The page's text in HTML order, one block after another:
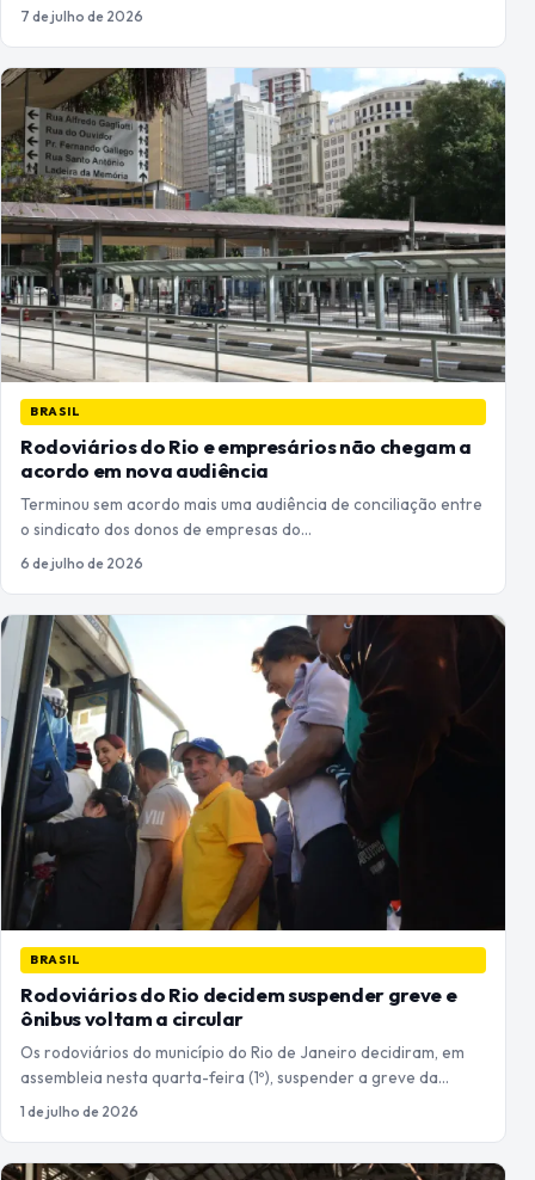
7 de julho de 2026
BRASIL
Rodoviários do Rio e empresários não chegam a
acordo em nova audiência
Terminou sem acordo mais uma audiência de conciliação entre
o sindicato dos donos de empresas do…
6 de julho de 2026
BRASIL
Rodoviários do Rio decidem suspender greve e
ônibus voltam a circular
Os rodoviários do município do Rio de Janeiro decidiram, em
assembleia nesta quarta-feira (1º), suspender a greve da…
1 de julho de 2026